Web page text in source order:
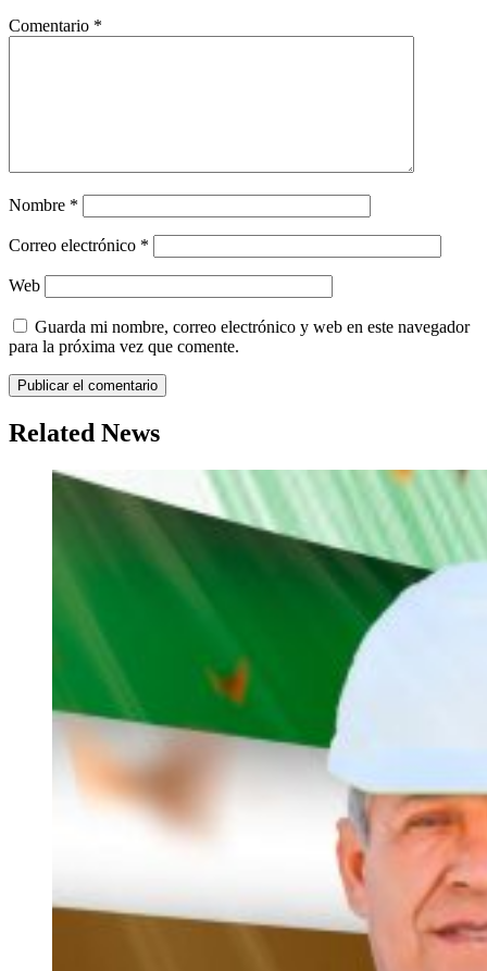
Comentario *
Nombre *
Correo electrónico *
Web
Guarda mi nombre, correo electrónico y web en este navegador
para la próxima vez que comente.
Related News